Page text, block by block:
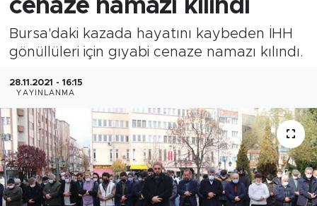
cenaze namazı kılındı
Bursa'daki kazada hayatını kaybeden İHH
gönüllüleri için gıyabi cenaze namazı kılındı.
28.11.2021 - 16:15
YAYINLANMA
Ekonomi
Eğitim
Sanat
Bölge
Teknoloji
Son Dakika Haberleri
Haber Arşivi